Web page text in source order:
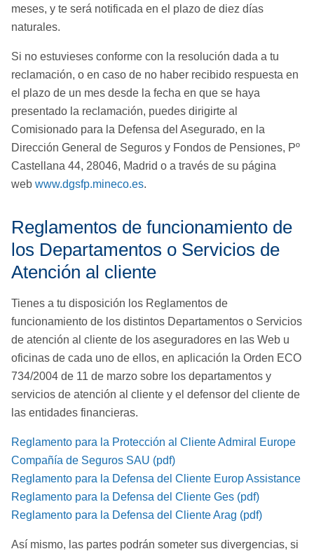
meses, y te será notificada en el plazo de diez días
naturales.
Si no estuvieses conforme con la resolución dada a tu
reclamación, o en caso de no haber recibido respuesta en
el plazo de un mes desde la fecha en que se haya
presentado la reclamación, puedes dirigirte al
Comisionado para la Defensa del Asegurado, en la
Dirección General de Seguros y Fondos de Pensiones, Pº
Castellana 44, 28046, Madrid o a través de su página
web www.dgsfp.mineco.es.
Reglamentos de funcionamiento de
los Departamentos o Servicios de
Atención al cliente
Tienes a tu disposición los Reglamentos de
funcionamiento de los distintos Departamentos o Servicios
de atención al cliente de los aseguradores en las Web u
oficinas de cada uno de ellos, en aplicación la Orden ECO
734/2004 de 11 de marzo sobre los departamentos y
servicios de atención al cliente y el defensor del cliente de
las entidades financieras.
Reglamento para la Protección al Cliente Admiral Europe
Compañía de Seguros SAU (pdf)
Reglamento para la Defensa del Cliente Europ Assistance
Reglamento para la Defensa del Cliente Ges (pdf)
Reglamento para la Defensa del Cliente Arag (pdf)
Así mismo, las partes podrán someter sus divergencias, si